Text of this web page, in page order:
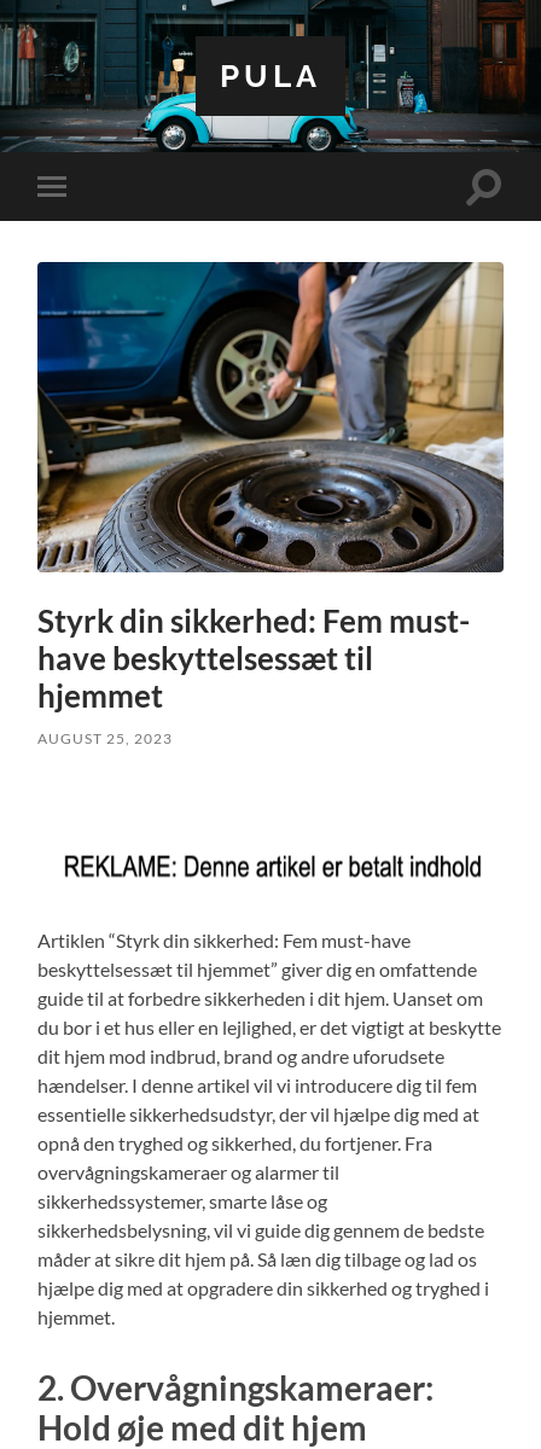
PULA
Toggle
mobile
Toggle
Styrk din sikkerhed: Fem must-
have beskyttelsessæt til
hjemmet
AUGUST 25, 2023
Artiklen “Styrk din sikkerhed: Fem must-have
beskyttelsessæt til hjemmet” giver dig en omfattende
guide til at forbedre sikkerheden i dit hjem. Uanset om
du bor i et hus eller en lejlighed, er det vigtigt at beskytte
dit hjem mod indbrud, brand og andre uforudsete
hændelser. I denne artikel vil vi introducere dig til fem
essentielle sikkerhedsudstyr, der vil hjælpe dig med at
opnå den tryghed og sikkerhed, du fortjener. Fra
overvågningskameraer og alarmer til
sikkerhedssystemer, smarte låse og
sikkerhedsbelysning, vil vi guide dig gennem de bedste
måder at sikre dit hjem på. Så læn dig tilbage og lad os
hjælpe dig med at opgradere din sikkerhed og tryghed i
hjemmet.
2. Overvågningskameraer:
Hold øje med dit hjem